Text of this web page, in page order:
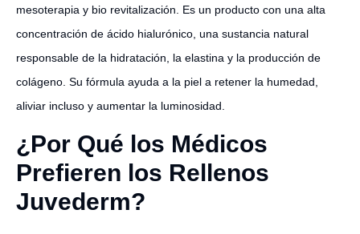
mesoterapia y bio revitalización. Es un producto con una alta
concentración de ácido hialurónico, una sustancia natural
responsable de la hidratación, la elastina y la producción de
colágeno. Su fórmula ayuda a la piel a retener la humedad,
aliviar incluso y aumentar la luminosidad.
¿Por Qué los Médicos
Prefieren los Rellenos
Juvederm?